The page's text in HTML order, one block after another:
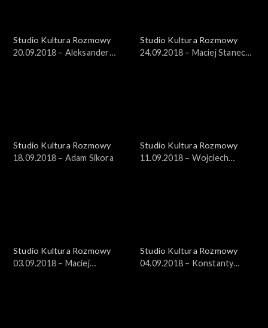
Studio Kultura Rozmowy
20.09.2018 – Aleksander
Studio Kultura Rozmowy
24.09.2018 – Maciej Stanecki,
Studio Kultura Rozmowy
18.09.2018 – Adam Sikora
Studio Kultura Rozmowy
11.09.2018 – Wojciech
Studio Kultura Rozmowy
03.09.2018 – Maciej
Studio Kultura Rozmowy
04.09.2018 – Konstanty